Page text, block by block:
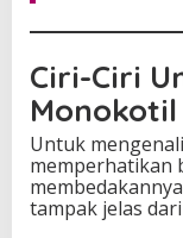
Ciri-Ciri
Monokotil
Untuk
memperhatikan
tampak jelas